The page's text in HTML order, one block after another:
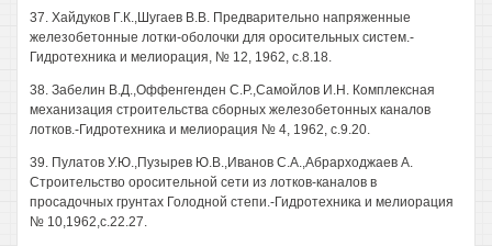
37. Хайдуков Г.К.,Шугаев В.В. Предварительно напряженные
железобетонные лотки-оболочки для оросительных систем.-
Гидротехника и мелиорация, № 12, 1962, с.8.18.
38. Забелин В.Д.,Оффенгенден С.Р.,Самойлов И.Н. Комплексная
механизация строительства сборных железобетонных каналов
лотков.-Гидротехника и мелиорация № 4, 1962, с.9.20.
39. Пулатов У.Ю.,Пузырев Ю.В.,Иванов С.А.,Абрарходжаев А.
Строительство оросительной сети из лотков-каналов в
просадочных грунтах Голодной степи.-Гидротехника и мелиорация
№ 10,1962,с.22.27.